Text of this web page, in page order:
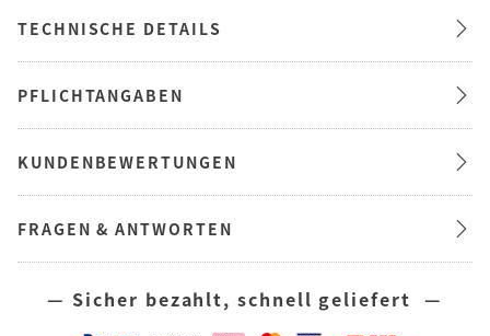
TECHNISCHE DETAILS
PFLICHTANGABEN
KUNDENBEWERTUNGEN
FRAGEN & ANTWORTEN
— Sicher bezahlt, schnell geliefert —